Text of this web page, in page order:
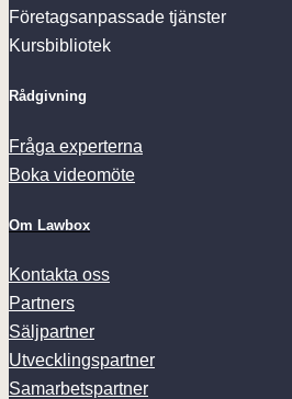
Företagsanpassade tjänster
Kursbibliotek
Rådgivning
Fråga experterna
Boka videomöte
Om Lawbox
Kontakta oss
Partners
Säljpartner
Utvecklingspartner
Samarbetspartner